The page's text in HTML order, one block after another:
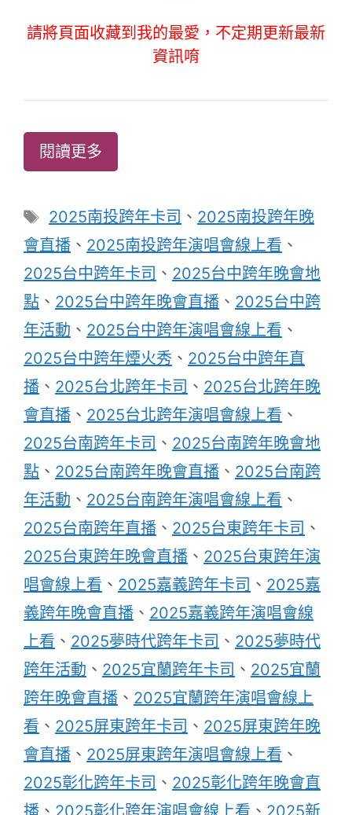
請將頁面收藏到我的最愛，不定期更新最新
資訊唷
閱讀更多
標
籤
2025南投跨年卡司 、 2025南投跨年晚
會直播 、 2025南投跨年演唱會線上看 、
2025台中跨年卡司 、 2025台中跨年晚會地
點 、 2025台中跨年晚會直播 、 2025台中跨
年活動 、 2025台中跨年演唱會線上看 、
2025台中跨年煙火秀 、 2025台中跨年直
播 、 2025台北跨年卡司 、 2025台北跨年晚
會直播 、 2025台北跨年演唱會線上看 、
2025台南跨年卡司 、 2025台南跨年晚會地
點 、 2025台南跨年晚會直播 、 2025台南跨
年活動 、 2025台南跨年演唱會線上看 、
2025台南跨年直播 、 2025台東跨年卡司 、
2025台東跨年晚會直播 、 2025台東跨年演
唱會線上看 、 2025嘉義跨年卡司 、 2025嘉
義跨年晚會直播 、 2025嘉義跨年演唱會線
上看 、 2025夢時代跨年卡司 、 2025夢時代
跨年活動 、 2025宜蘭跨年卡司 、 2025宜蘭
跨年晚會直播 、 2025宜蘭跨年演唱會線上
看 、 2025屏東跨年卡司 、 2025屏東跨年晚
會直播 、 2025屏東跨年演唱會線上看 、
2025彰化跨年卡司 、 2025彰化跨年晚會直
播 、 2025彰化跨年演唱會線上看 、 2025新